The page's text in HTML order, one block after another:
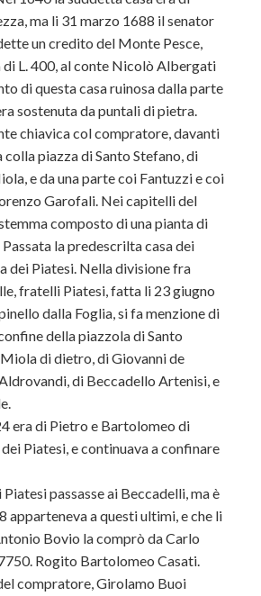
ma li 31 marzo 1688 il senator
un credito del Monte Pesce,
di L. 400, al conte Nicolò Albergati
di questa casa ruinosa dalla parte
sostenuta da puntali di pietra.
chiavica col compratore, davanti
colla piazza di Santo Stefano, di
e da una parte coi Fantuzzi e coi
Garofali. Nei capitelli del
composto di una pianta di
la predescrilta casa dei
dei Piatesi. Nella divisione fra
fratelli Piatesi, fatta li 23 giugno
dalla Foglia, si fa menzione di
della piazzola di Santo
di dietro, di Giovanni de
di Beccadello Artenisi, e
era di Pietro e Bartolomeo di
Piatesi, e continuava a confinare
Piatesi passasse ai Beccadelli, ma è
apparteneva a questi ultimi, e che li
Bovio la comprò da Carlo
Rogito Bartolomeo Casati.
compratore, Girolamo Buoi